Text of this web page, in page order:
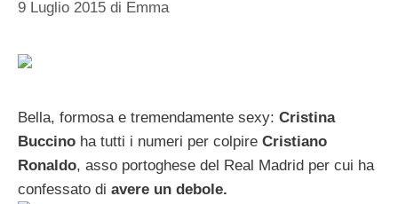
9 Luglio 2015 di Emma
Bella, formosa e tremendamente sexy: Cristina
Buccino ha tutti i numeri per colpire Cristiano
Ronaldo, asso portoghese del Real Madrid per cui ha
confessato di avere un debole.